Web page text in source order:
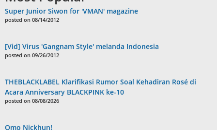
Super Junior Siwon for 'VMAN' magazine
posted on 08/14/2012
[Vid] Virus 'Gangnam Style' melanda Indonesia
posted on 09/26/2012
THEBLACKLABEL Klarifikasi Rumor Soal Kehadiran Rosé di
Acara Anniversary BLACKPINK ke-10
posted on 08/08/2026
Omo Nickhun!